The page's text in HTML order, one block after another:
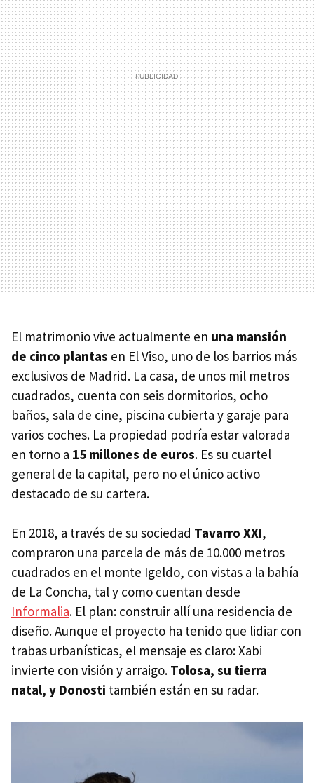
El matrimonio vive actualmente en una mansión
de cinco plantas en El Viso, uno de los barrios más
exclusivos de Madrid. La casa, de unos mil metros
cuadrados, cuenta con seis dormitorios, ocho
baños, sala de cine, piscina cubierta y garaje para
varios coches. La propiedad podría estar valorada
en torno a 15 millones de euros. Es su cuartel
general de la capital, pero no el único activo
destacado de su cartera.
En 2018, a través de su sociedad Tavarro XXI,
compraron una parcela de más de 10.000 metros
cuadrados en el monte Igeldo, con vistas a la bahía
de La Concha, tal y como cuentan desde
Informalia. El plan: construir allí una residencia de
diseño. Aunque el proyecto ha tenido que lidiar con
trabas urbanísticas, el mensaje es claro: Xabi
invierte con visión y arraigo. Tolosa, su tierra
natal, y Donosti también están en su radar.